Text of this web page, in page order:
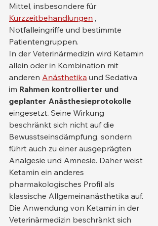
Mittel, insbesondere für
Kurzzeitbehandlungen ,
Notfalleingriffe und bestimmte
Patientengruppen.
In der Veterinärmedizin wird Ketamin
allein oder in Kombination mit
anderen Anästhetika und Sedativa
im Rahmen kontrollierter und
geplanter Anästhesieprotokolle
eingesetzt. Seine Wirkung
beschränkt sich nicht auf die
Bewusstseinsdämpfung, sondern
führt auch zu einer ausgeprägten
Analgesie und Amnesie. Daher weist
Ketamin ein anderes
pharmakologisches Profil als
klassische Allgemeinanästhetika auf.
Die Anwendung von Ketamin in der
Veterinärmedizin beschränkt sich